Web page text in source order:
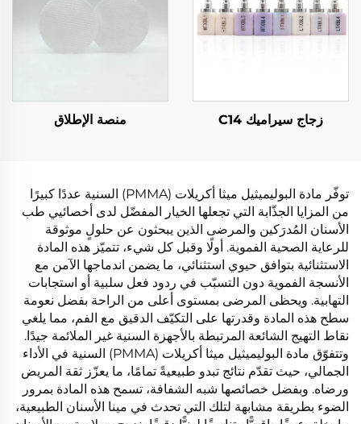
زجاج سيراميك C14 منصة الإطلاق
توفّر مادة البوليميثيل ميثا أكريلات (PMMA) السنية عددًا كبيرًا
من المزايا الجذّابة التي تجعلها الخيار المفضّل لدى أخصائيي طب
الأسنان المُدرَكين والمرضى الذين يبحثون عن حلولٍ موثوقة
للرعاية الصحية الفموية. أولًا وقبل كل شيء، تتميّز هذه المادة
الاستثنائية بتوافق حيوي استثنائي، ما يضمن اندماجها الآمن مع
الأنسجة الفموية دون التسبّب في ردود فعل سلبية أو استجابات
التهابية. ويحظى المرضى بمستوى أعلى من الراحة بفضل نعومة
سطح هذه المادة وقدرتها على التكيّف الدقيق مع الفم، مما يلغي
نقاط التهيج الشائعة المرتبطة بالأجهزة السنية غير الملائمة جيدًا.
وتتفوّق مادة البوليميثيل ميثا أكريلات (PMMA) السنية في الأداء
الجمالي، حيث تقدّم نتائج تبدو طبيعيةً تمامًا، ما يعزّز ثقة المريض
ورضاه. وبفضل خصائصها شبه الشفافة، تسمح هذه المادة بمرور
الضوء بطريقة مشابهة لتلك التي تحدث في مينا الأسنان الطبيعية،